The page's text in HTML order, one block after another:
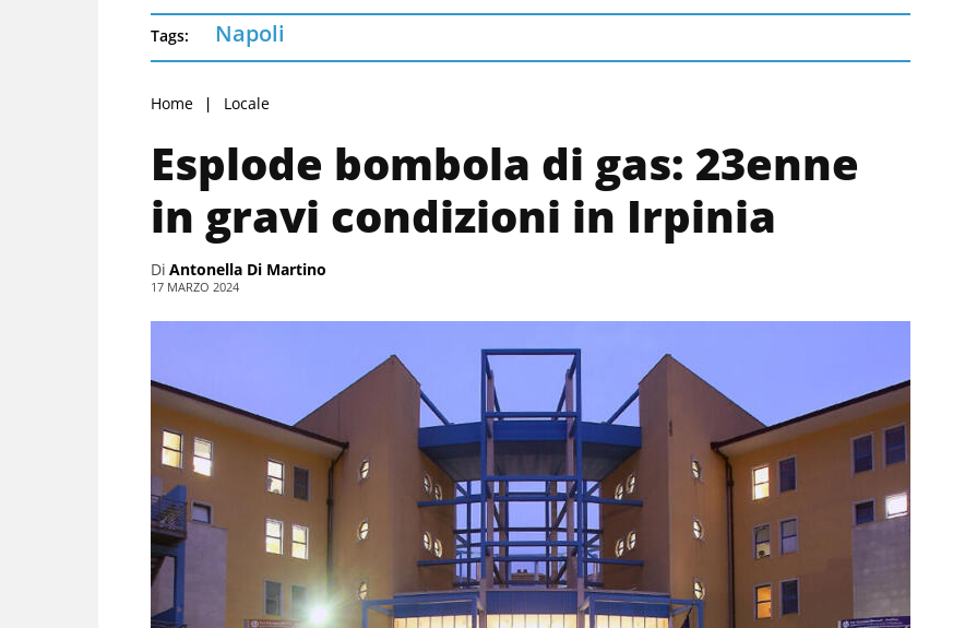
Tags: Napoli
Home Locale
Esplode bombola di gas: 23enne
in gravi condizioni in Irpinia
Di Antonella Di Martino
17 MARZO 2024